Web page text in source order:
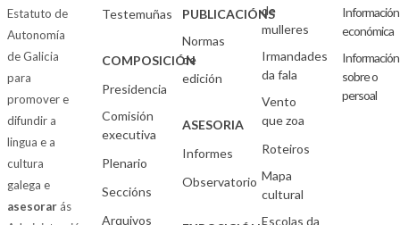
Estatuto de
Autonomía
de Galicia
para
promover e
difundir a
lingua e a
cultura
galega e
asesorarás
Testemuñas
COMPOSICIÓN
Presidencia
Comisión
executiva
Plenario
Seccións
Arquivos
PUBLICACIÓNS
Normas
de
edición
ASESORIA
Informes
Observatorio
de
mulleres
Irmandades
da fala
Vento
que zoa
Roteiros
Mapa
cultural
Escolas da
Información
económica
Información
sobre o
persoal